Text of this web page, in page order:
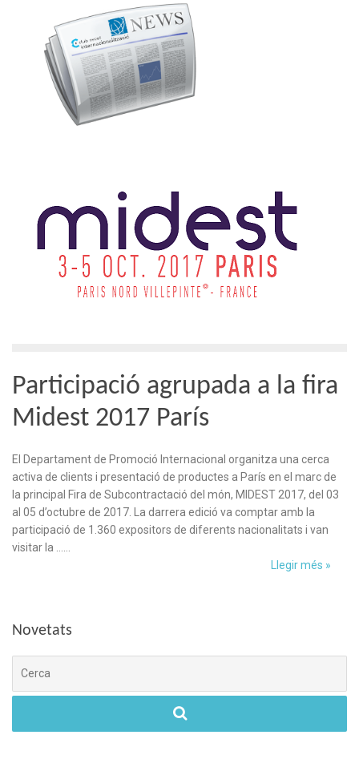
Participació agrupada a la fira
Midest 2017 París
El Departament de Promoció Internacional organitza una cerca
activa de clients i presentació de productes a París en el marc de
la principal Fira de Subcontractació del món, MIDEST 2017, del 03
al 05 d’octubre de 2017. La darrera edició va comptar amb la
participació de 1.360 expositors de diferents nacionalitats i van
visitar la ……
Llegir més »
Novetats